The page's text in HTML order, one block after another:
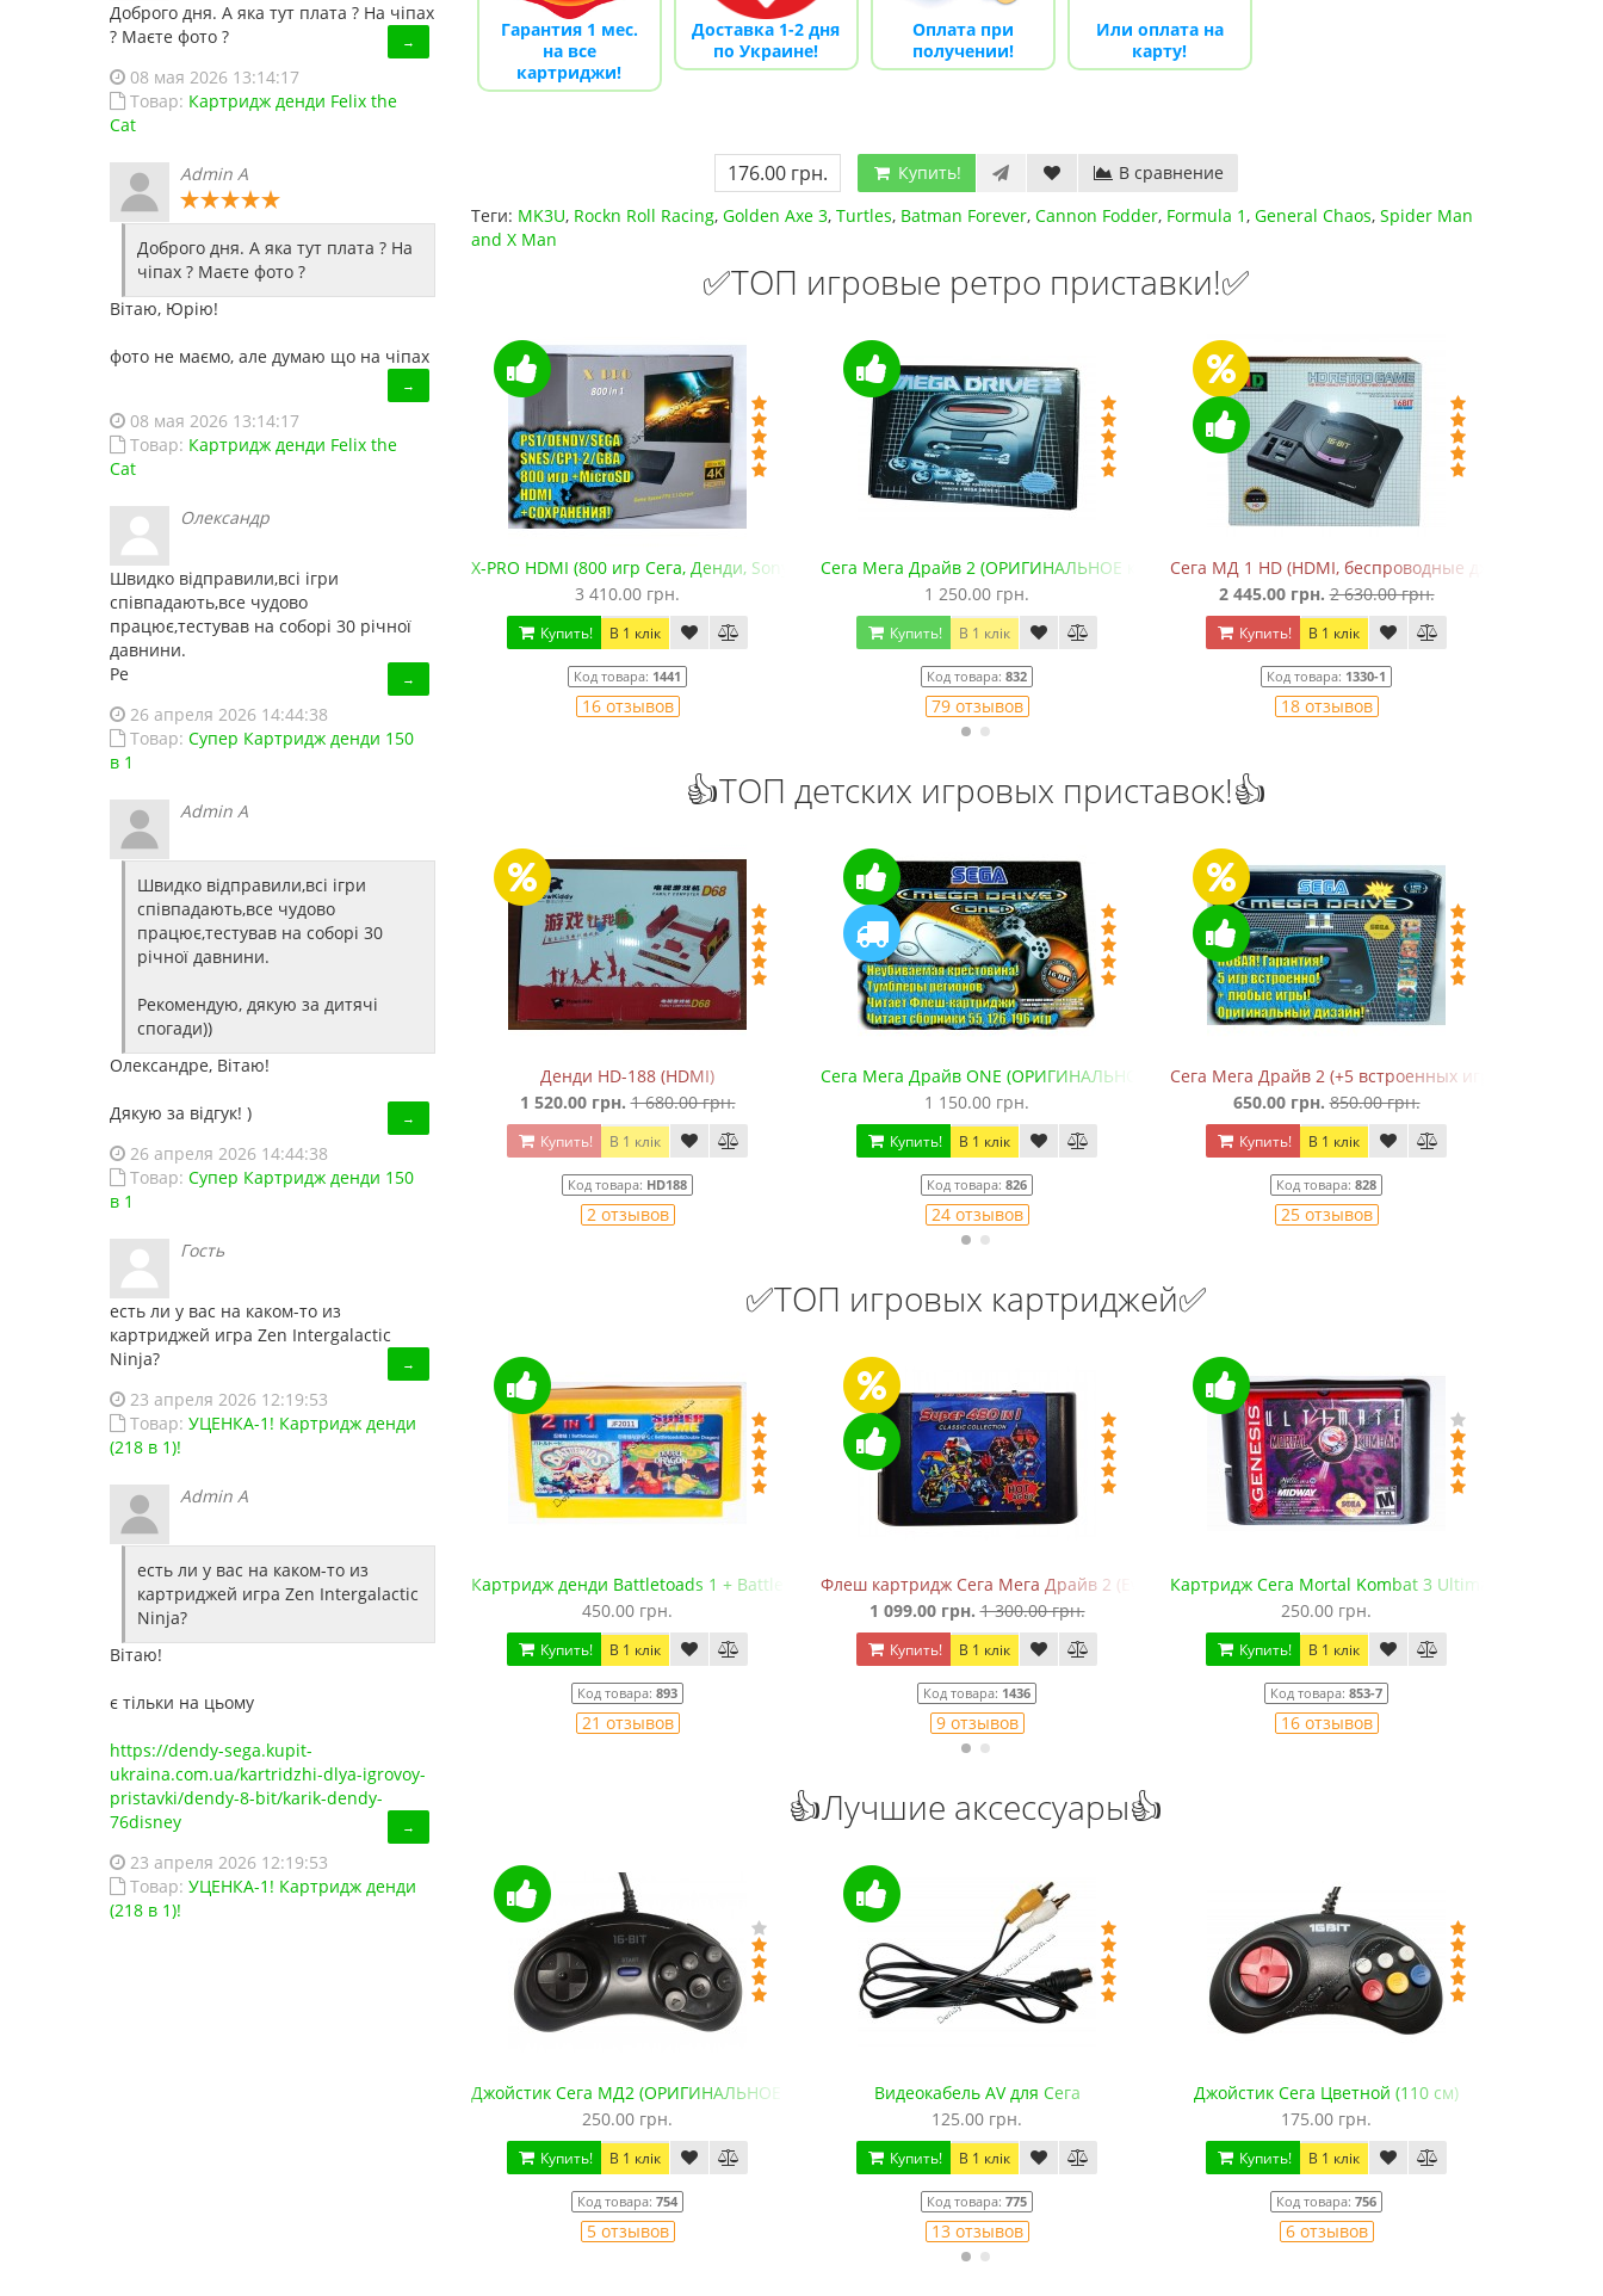
Доброго дня. А яка тут плата ? На чіпах
? Маєте фото ?
→
08 мая 2026 13:14:17
Товар: Картридж денди Felix the
Cat
Admin A
Доброго дня. А яка тут плата ? На
чіпах ? Маєте фото ?
Вітаю, Юрію!
фото не маємо, але думаю що на чіпах
→
08 мая 2026 13:14:17
Товар: Картридж денди Felix the
Cat
Олександр
Швидко відправили,всі ігри
співпадають,все чудово
працює,тестував на соборі 30 річної
давнини.
Ре
→
26 апреля 2026 14:44:38
Товар: Супер Картридж денди 150
в 1
Admin A
Швидко відправили,всі ігри
співпадають,все чудово
працює,тестував на соборі 30
річної давнини.
Рекомендую, дякую за дитячі
спогади))
Олександре, Вітаю!
Дякую за відгук! ) →
26 апреля 2026 14:44:38
Товар: Супер Картридж денди 150
в 1
Гость
есть ли у вас на каком-то из
картриджей игра Zen Intergalactic
Ninja?
→
23 апреля 2026 12:19:53
Товар: УЦЕНКА-1! Картридж денди
(218 в 1)!
Admin A
есть ли у вас на каком-то из
картриджей игра Zen Intergalactic
Ninja?
Вітаю!
є тільки на цьому
https://dendy-sega.kupit-
ukraina.com.ua/kartridzhi-dlya-igrovoy-
pristavki/dendy-8-bit/karik-dendy-
76disney
→
23 апреля 2026 12:19:53
Товар: УЦЕНКА-1! Картридж денди
(218 в 1)!
Гарантия 1 мес.
на все
картриджи!
Доставка 1-2 дня
по Украине!
Оплата при
получении!
Или оплата на
карту!
176.00 грн. Купить!
В сравнение
Теги: MK3U, Rockn Roll Racing, Golden Axe 3, Turtles, Batman Forever, Cannon Fodder, Formula 1, General Chaos, Spider Man
and X Man
✅ТОП игровые ретро приставки!✅
Денди HD-88 (HDMI, беспроводные джойстики)
2 190.10 грн.
Купить! В 1 клік
18 отзывов
X-PRO HDMI (800 игр Сега, Денди, Sony PS1, SNES, GBA. +microSD)
3 410.00 грн.
Купить! В 1 клік
Код товара: 1441
16 отзывов
Сега Мега Драйв 2 (ОРИГИНАЛЬНОЕ качество!)
1 250.00 грн.
Купить! В 1 клік
Код товара: 832
79 отзывов
Сега МД 1 HD (HDMI, беспроводные джойстики)
2 445.00 грн. 2 630.00 грн.
Купить! В 1 клік
Код товара: 1330-1
18 отзывов
👍ТОП детских игровых приставок!👍
Dendy Junior +500 игр (Заводской, с рычажком)
1 080.00 грн.
Код товара:1332-37
Денди HD-188 (HDMI)
1 520.00 грн. 1 680.00 грн.
Купить! В 1 клік
Код товара: HD188
2 отзывов
Сега Мега Драйв ONE (ОРИГИНАЛЬНОЕ качество!)
1 150.00 грн.
Купить! В 1 клік
Код товара: 826
24 отзывов
Сега Мега Драйв 2 (+5 встроенных игр в 368
650.00 грн. 850.00 грн.
Купить! В 1 клік
Код товара: 828
25 отзывов
✅ТОП игровых картриджей✅
Супер Картридж денди 150 в 1
450.00 грн.
Купить! В 1 клік
Картридж денди Battletoads 1 + Battletoads 2: Double Dragon
450.00 грн.
Купить! В 1 клік
Код товара: 893
21 отзывов
Флеш картридж Сега Мега Драйв 2 (EverDrive MD V.х2, +SD)
1 099.00 грн. 1 300.00 грн.
Купить! В 1 клік
Код товара: 1436
9 отзывов
Картридж Сега Mortal Kombat 3 Ultimate
250.00 грн.
Купить! В 1 клік
Код товара: 853-7
16 отзывов
👍Лучшие аксессуары👍
Джойстик Sega USB (для эмулятора ПК, Data Frog)Джойстик Сега МД2 (ОРИГИНАЛЬНОЕ качество, 143 см)
250.00 грн.
Купить! В 1 клік
Код товара: 754
5 отзывов
Видеокабель AV для Сега
125.00 грн.
Купить! В 1 клік
Код товара: 775
13 отзывов
Джойстик Сега Цветной (110 см)
175.00 грн.
Купить! В 1 клік
Код товара: 756
6 отзывов